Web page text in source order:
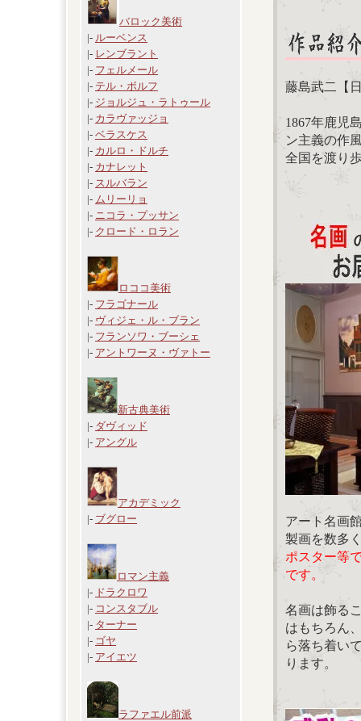
バロック美術
|- ルーベンス
|- レンブラント
|- フェルメール
|- テル・ボルフ
|- ジョルジュ・ラトゥール
|- カラヴァッジョ
|- ベラスケス
|- カルロ・ドルチ
|- カナレット
|- スルバラン
|- ムリーリョ
|- ニコラ・プッサン
|- クロード・ロラン
ロココ美術
|- フラゴナール
|- ヴィジェ・ル・ブラン
|- フランソワ・ブーシェ
|- アントワーヌ・ヴァトー
新古典美術
|- ダヴィッド
|- アングル
アカデミック
|- ブグロー
ロマン主義
|- ドラクロワ
|- コンスタブル
|- ターナー
|- ゴヤ
|- アイエツ
ラファエル前派
藤島武二【
1867年鹿児
ン主義の作
全国を渡り
アート名画
製画を数多
ポスター等
です。
名画は飾る
はもちろん
ら落ち着い
ります。